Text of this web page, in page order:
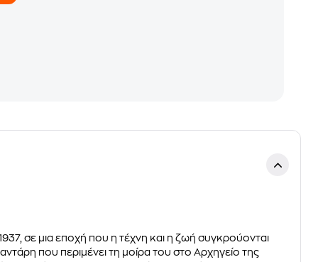
σε μια εποχή που η τέχνη και η ζωή συγκρούονται
που περιμένει τη μοίρα του στο Αρχηγείο της